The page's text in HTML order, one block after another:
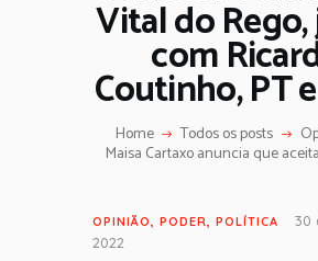
Vital do
com
Coutinho, PT
Home Todos os posts
Maisa Cartaxo anuncia que
OPINIÃO, PODER, POLÍTICA
30
2022